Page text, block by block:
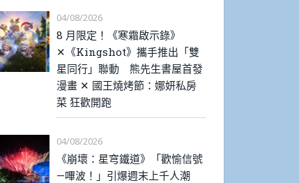
04/08/2026
8 月限定！《寒霜啟示錄》
✕《Kingshot》攜手推出「雙
星同行」聯動 熊先生書屋首發
漫畫 ✕ 國王燒烤節：娜妍私房
菜 狂歡開跑
04/08/2026
《崩壞：星穹鐵道》「歡愉信號
—嗶波！」引爆週末上千人潮